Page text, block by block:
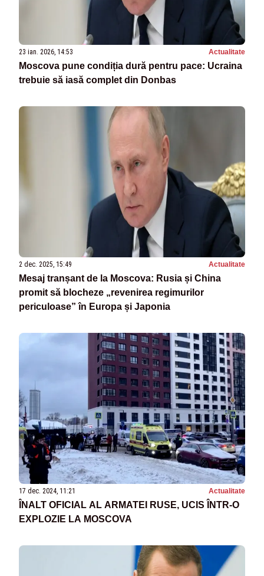
23 ian. 2026, 14:53 Actualitate
Moscova pune condiția dură pentru pace: Ucraina
trebuie să iasă complet din Donbas
2 dec. 2025, 15:49 Actualitate
Mesaj tranșant de la Moscova: Rusia și China
promit să blocheze „revenirea regimurilor
periculoase” în Europa și Japonia
17 dec. 2024, 11:21 Actualitate
ÎNALT OFICIAL AL ARMATEI RUSE, UCIS ÎNTR-O
EXPLOZIE LA MOSCOVA